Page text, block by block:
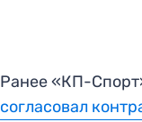
Ранее «КП-
согласовал